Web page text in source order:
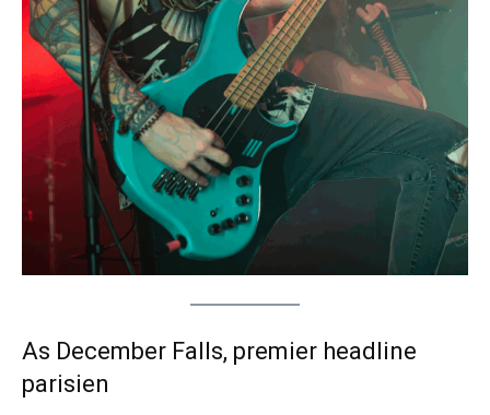
As December Falls, premier headline
parisien